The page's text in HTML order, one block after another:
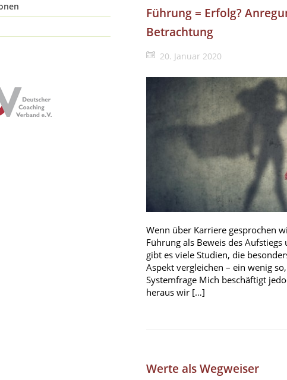
Führung = Erfolg?
Betrachtung
20. Januar 2020
Wenn über Karriere gesprochen
Führung als Beweis des
gibt es viele Studien, die
Aspekt vergleichen – ein wenig
Systemfrage Mich beschäftigt
heraus wir […]
Werte als Wegweiser